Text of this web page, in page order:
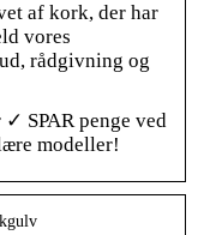
af kork, der har
vores
rådgivning og
SPAR penge ved
modeller!